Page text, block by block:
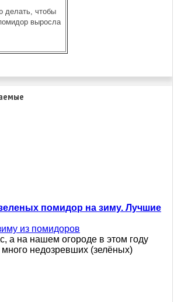
делать, чтобы
выросла
помидор на зиму. Лучшие
из помидоров
а на нашем огороде в этом году
много недозревших (зелёных)